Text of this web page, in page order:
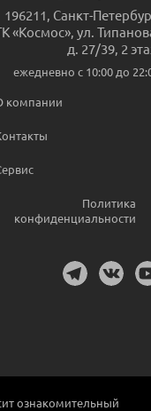
196211 Санкт-
«Космос», ул.
д. 27/39, 2
ежедневно c 10:00 до
компании
Политика
конфиденциальности
ознакомительный